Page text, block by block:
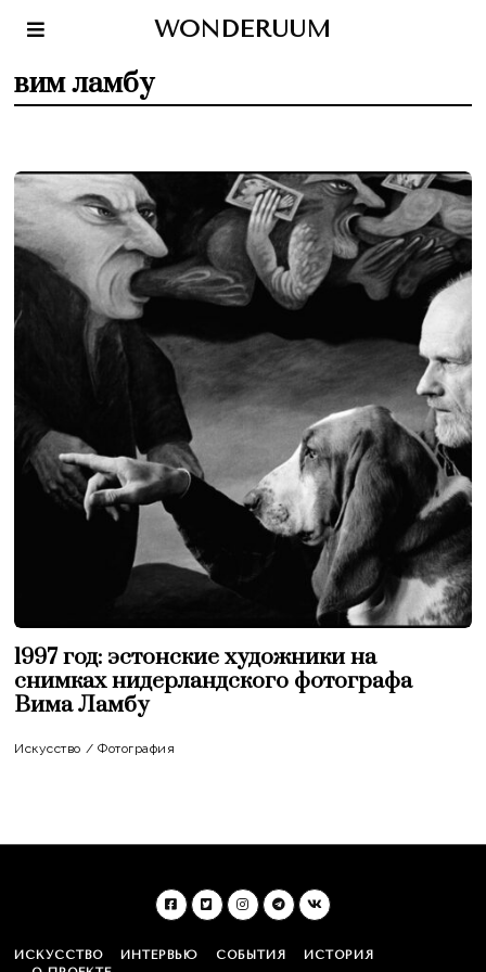
WONDERUUM
вим ламбу
1997 год: эстонские художники на
снимках нидерландского фотографа
Вима Ламбу
Искусство / Фотография
ИСКУССТВО ИНТЕРВЬЮ СОБЫТИЯ
ИСТОРИЯ